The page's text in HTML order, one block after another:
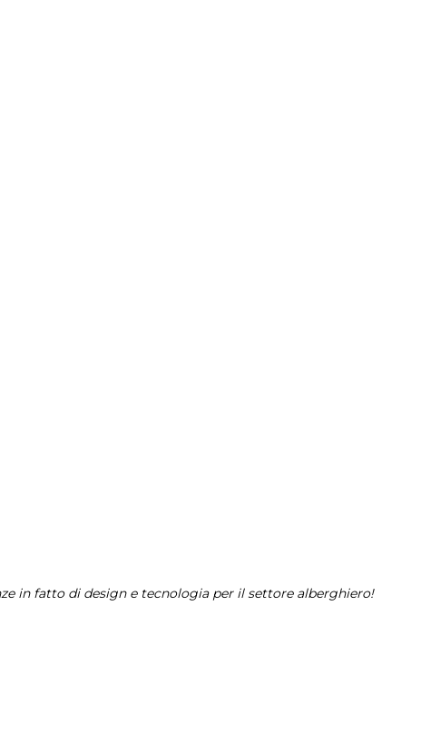
in fatto di design e tecnologia per il settore alberghiero!